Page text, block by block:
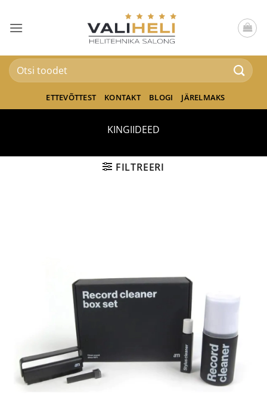
content
Otsi:
ETTEVÕTTEST KONTAKT BLOGI JÄRELMAKS
KINGIIDEED
FILTREERI